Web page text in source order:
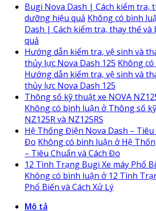
Bugi Nova Dash | Cách kiểm tra,
dưỡng hiệu quả Không có bình
Dash | Cách kiểm tra, thay thế
quả
Hướng dẫn kiểm tra, vệ sinh và
thủy lực Nova Dash 125 Không
Hướng dẫn kiểm tra, vệ sinh và
thủy lực Nova Dash 125
Thông số kỹ thuật xe NOVA
Không có bình luận ở Thông số
NZ125R và NZ125RS
Hệ Thống Điện Nova Dash – Tiêu
Đo Không có bình luận ở Hệ
– Tiêu Chuẩn và Cách Đo
12 Tình Trạng Bugi Xe máy Phổ
Không có bình luận ở 12 Tình
Phổ Biến và Cách Xử Lý
Mô tả